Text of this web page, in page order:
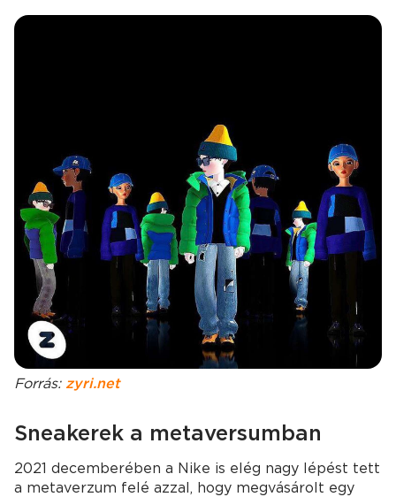
Forrás: zyri.net
Sneakerek a metaversumban
2021 decemberében a Nike is elég nagy lépést tett
a metaverzum felé azzal, hogy megvásárolt egy